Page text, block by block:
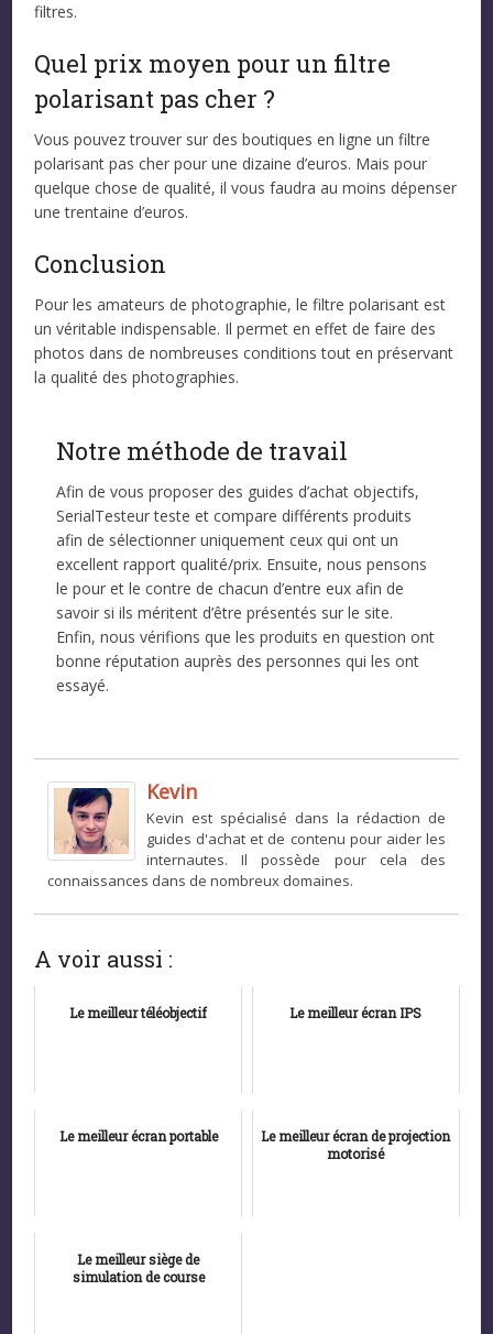
filtres.
Quel prix moyen pour un filtre
polarisant pas cher ?
Vous pouvez trouver sur des boutiques en ligne un filtre
polarisant pas cher pour une dizaine d’euros. Mais pour
quelque chose de qualité, il vous faudra au moins dépenser
une trentaine d’euros.
Conclusion
Pour les amateurs de photographie, le filtre polarisant est
un véritable indispensable. Il permet en effet de faire des
photos dans de nombreuses conditions tout en préservant
la qualité des photographies.
Notre méthode de travail
Afin de vous proposer des guides d’achat objectifs,
SerialTesteur teste et compare différents produits
afin de sélectionner uniquement ceux qui ont un
excellent rapport qualité/prix. Ensuite, nous pensons
le pour et le contre de chacun d’entre eux afin de
savoir si ils méritent d’être présentés sur le site.
Enfin, nous vérifions que les produits en question ont
bonne réputation auprès des personnes qui les ont
essayé.
Kevin
Kevin est spécialisé dans la rédaction de
guides d'achat et de contenu pour aider les
internautes. Il possède pour cela des
connaissances dans de nombreux domaines.
A voir aussi :
Le meilleur téléobjectif Le meilleur écran IPS
Le meilleur écran portable
Le meilleur écran de projection
motorisé
Le meilleur siège de
simulation de course